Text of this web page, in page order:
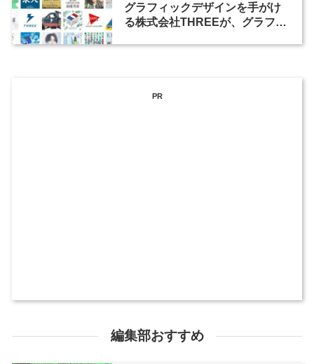
グラフィックデザインを手がけ
る株式会社THREEが、グラフィ
PR
編集部おすすめ